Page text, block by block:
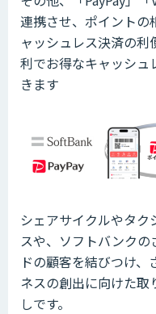
連携させ、ポイントの
ャッシュレス決済の
利でお得なキャッシュ
きます
シェアサイクルやタ
スや、ソフトバンク
ドの顧客を結びつけ
ネスの創出に向けた
しです。